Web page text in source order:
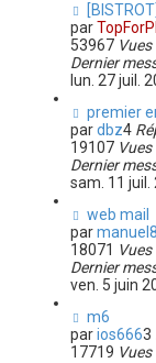
par
53967 Vues
Dernier
lun. 27 juil.
premier
pardbz4
19107 Vues
Dernier
sam. 11 juil.
web mail
par
18071 Vues
Dernier
ven. 5 juin
m6
parios6663
17719 Vues